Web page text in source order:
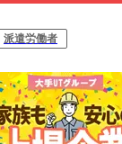
派遣労働者